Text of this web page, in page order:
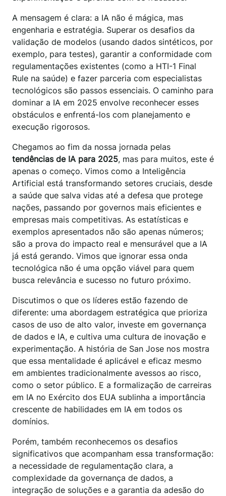
A mensagem é clara: a IA não é mágica, mas
engenharia e estratégia. Superar os desafios da
validação de modelos (usando dados sintéticos, por
exemplo, para testes), garantir a conformidade com
regulamentações existentes (como a HTI-1 Final
Rule na saúde) e fazer parceria com especialistas
tecnológicos são passos essenciais. O caminho para
dominar a IA em 2025 envolve reconhecer esses
obstáculos e enfrentá-los com planejamento e
execução rigorosos.
Chegamos ao fim da nossa jornada pelas
tendências de IA para 2025, mas para muitos, este é
apenas o começo. Vimos como a Inteligência
Artificial está transformando setores cruciais, desde
a saúde que salva vidas até a defesa que protege
nações, passando por governos mais eficientes e
empresas mais competitivas. As estatísticas e
exemplos apresentados não são apenas números;
são a prova do impacto real e mensurável que a IA
já está gerando. Vimos que ignorar essa onda
tecnológica não é uma opção viável para quem
busca relevância e sucesso no futuro próximo.
Discutimos o que os líderes estão fazendo de
diferente: uma abordagem estratégica que prioriza
casos de uso de alto valor, investe em governança
de dados e IA, e cultiva uma cultura de inovação e
experimentação. A história de San Jose nos mostra
que essa mentalidade é aplicável e eficaz mesmo
em ambientes tradicionalmente avessos ao risco,
como o setor público. E a formalização de carreiras
em IA no Exército dos EUA sublinha a importância
crescente de habilidades em IA em todos os
domínios.
Porém, também reconhecemos os desafios
significativos que acompanham essa transformação:
a necessidade de regulamentação clara, a
complexidade da governança de dados, a
integração de soluções e a garantia da adesão do